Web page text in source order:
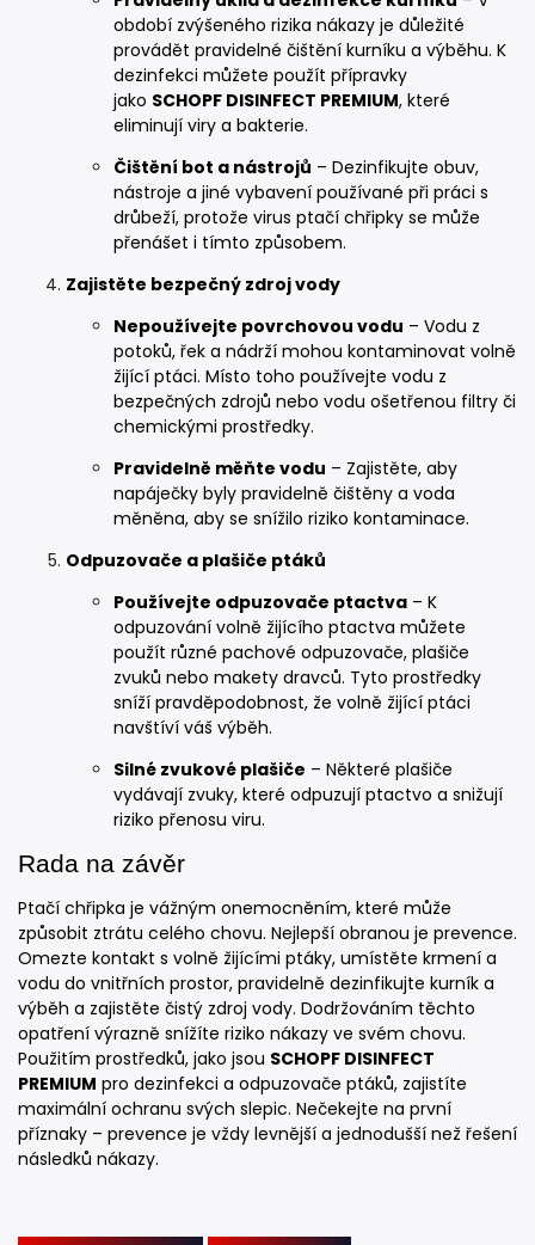
období zvýšeného rizika nákazy je důležité
provádět pravidelné čištění kurníku a výběhu. K
dezinfekci můžete použít přípravky
jako SCHOPF DISINFECT PREMIUM, které
eliminují viry a bakterie.
Čištění bot a nástrojů – Dezinfikujte obuv,
nástroje a jiné vybavení používané při práci s
drůbeží, protože virus ptačí chřipky se může
přenášet i tímto způsobem.
Zajistěte bezpečný zdroj vody
Nepoužívejte povrchovou vodu – Vodu z
potoků, řek a nádrží mohou kontaminovat volně
žijící ptáci. Místo toho používejte vodu z
bezpečných zdrojů nebo vodu ošetřenou filtry či
chemickými prostředky.
Pravidelně měňte vodu – Zajistěte, aby
napáječky byly pravidelně čištěny a voda
měněna, aby se snížilo riziko kontaminace.
Odpuzovače a plašiče ptáků
Používejte odpuzovače ptactva – K
odpuzování volně žijícího ptactva můžete
použít různé pachové odpuzovače, plašiče
zvuků nebo makety dravců. Tyto prostředky
sníží pravděpodobnost, že volně žijící ptáci
navštíví váš výběh.
Silné zvukové plašiče – Některé plašiče
vydávají zvuky, které odpuzují ptactvo a snižují
riziko přenosu viru.
Rada na závěr
Ptačí chřipka je vážným onemocněním, které může
způsobit ztrátu celého chovu. Nejlepší obranou je prevence.
Omezte kontakt s volně žijícími ptáky, umístěte krmení a
vodu do vnitřních prostor, pravidelně dezinfikujte kurník a
výběh a zajistěte čistý zdroj vody. Dodržováním těchto
opatření výrazně snížíte riziko nákazy ve svém chovu.
Použitím prostředků, jako jsou SCHOPF DISINFECT
PREMIUM pro dezinfekci a odpuzovače ptáků, zajistíte
maximální ochranu svých slepic. Nečekejte na první
příznaky – prevence je vždy levnější a jednodušší než řešení
následků nákazy.